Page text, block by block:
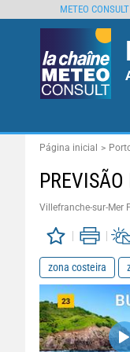
Página inicial
PREVISÃO
Villefranche-sur-Mer
zona costeira
METEO CONSULT